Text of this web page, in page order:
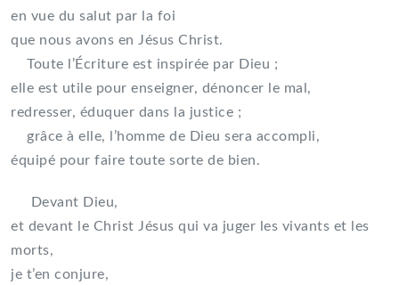
en vue du salut par la foi
que nous avons en Jésus Christ.
Toute l’Écriture est inspirée par Dieu ;
elle est utile pour enseigner, dénoncer le mal,
redresser, éduquer dans la justice ;
grâce à elle, l’homme de Dieu sera accompli,
équipé pour faire toute sorte de bien.
Devant Dieu,
et devant le Christ Jésus qui va juger les vivants et les
morts,
je t’en conjure,